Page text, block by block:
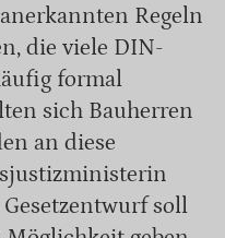
Regeln
die viele DIN-
formal
sich Bauherren
an diese
soll